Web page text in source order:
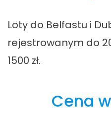
Loty do Belfastu i
rejestrowanym do
1500 zł.
Cena